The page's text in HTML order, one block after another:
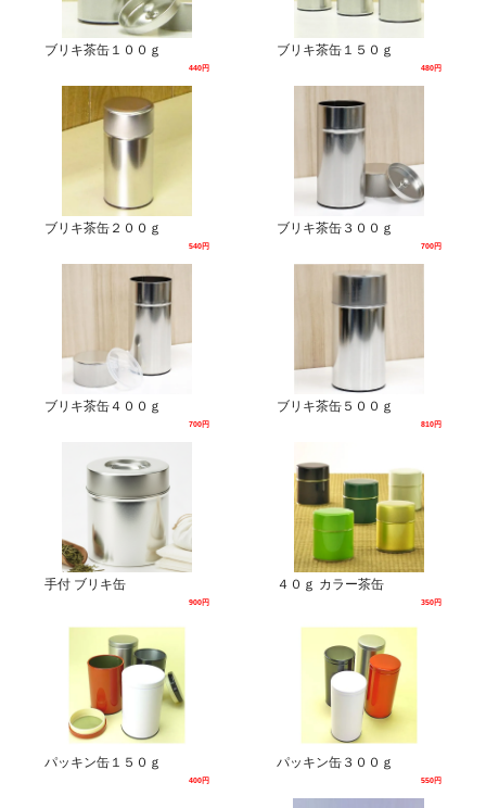
ブリキ茶缶１００ｇ
440円
ブリキ茶缶１５０ｇ
480円
ブリキ茶缶２００ｇ
540円
ブリキ茶缶３００ｇ
700円
ブリキ茶缶４００ｇ
700円
ブリキ茶缶５００ｇ
810円
手付 ブリキ缶
900円
４０ｇ カラー茶缶
350円
パッキン缶１５０ｇ
400円
パッキン缶３００ｇ
550円